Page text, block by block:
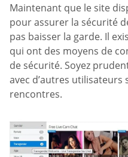
Maintenant que le site
pour assurer la sécurité
pas baisser la garde. Il
qui ont des moyens de
de sécurité. Soyez
avec d’autres
rencontres.